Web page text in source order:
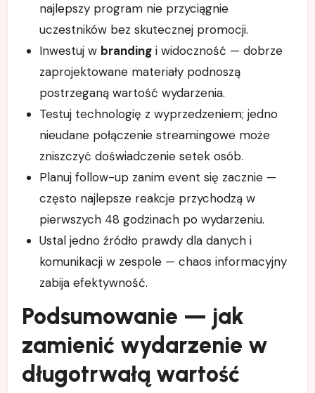
najlepszy program nie przyciągnie
uczestników bez skutecznej promocji.
Inwestuj w branding i widoczność — dobrze
zaprojektowane materiały podnoszą
postrzeganą wartość wydarzenia.
Testuj technologię z wyprzedzeniem; jedno
nieudane połączenie streamingowe może
zniszczyć doświadczenie setek osób.
Planuj follow-up zanim event się zacznie —
często najlepsze reakcje przychodzą w
pierwszych 48 godzinach po wydarzeniu.
Ustal jedno źródło prawdy dla danych i
komunikacji w zespole — chaos informacyjny
zabija efektywność.
Podsumowanie — jak
zamienić wydarzenie w
długotrwałą wartość